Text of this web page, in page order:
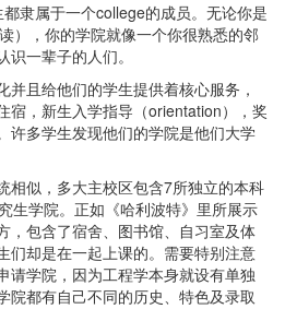
隶属于一个college的成员。无论你是
），你的学院就像一个你很熟悉的邻
一辈子的人们。
且给他们的学生提供着核心服务，
宿，新生入学指导（orientation），奖
许多学生发现他们的学院是他们大学
相似，多大主校区包含7所独立的本科
生学院。正如《哈利波特》里所展示
，包含了宿舍、图书馆、自习室及体
们却是在一起上课的。需要特别注意
请学院，因为工程学本身就设有单独
院都有自己不同的历史、特色及录取